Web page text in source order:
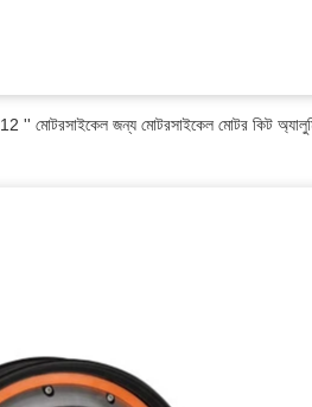
12 '' মোটরসাইকেল জন্য মোটরসাইকেল মোটর কিট